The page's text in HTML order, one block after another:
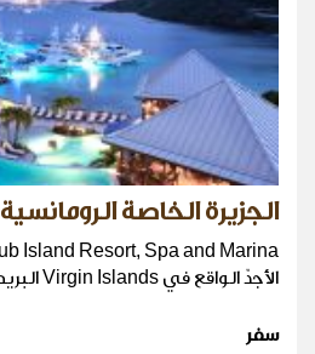
الجزيرة الخاصة الرومانسية
الأجدّ الواقع في Virgin Islands البريطانية.
سفر